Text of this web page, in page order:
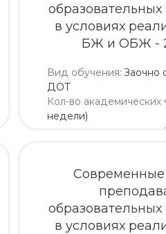
в условиях
БЖ и ОБЖ -
Вид обучения: Заочно
ДОТ
Кол-во академических
недели)
Современные
в условиях